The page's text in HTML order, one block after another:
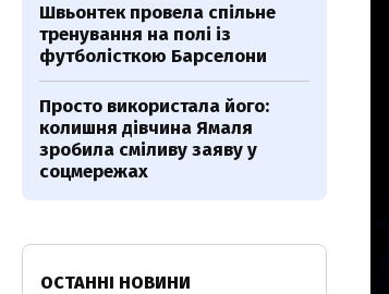
Швьонтек провела спільне
тренування на полі із
футболісткою Барселони
Просто використала його:
колишня дівчина Ямаля
зробила сміливу заяву у
соцмережах
ОСТАННІ НОВИНИ